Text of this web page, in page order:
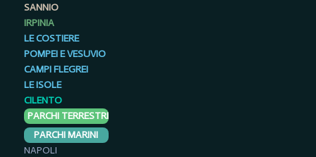
SANNIO
IRPINIA
LE COSTIERE
POMPEI E VESUVIO
CAMPI FLEGREI
LE ISOLE
CILENTO
PARCHI TERRESTRI
PARCHI MARINI
NAPOLI